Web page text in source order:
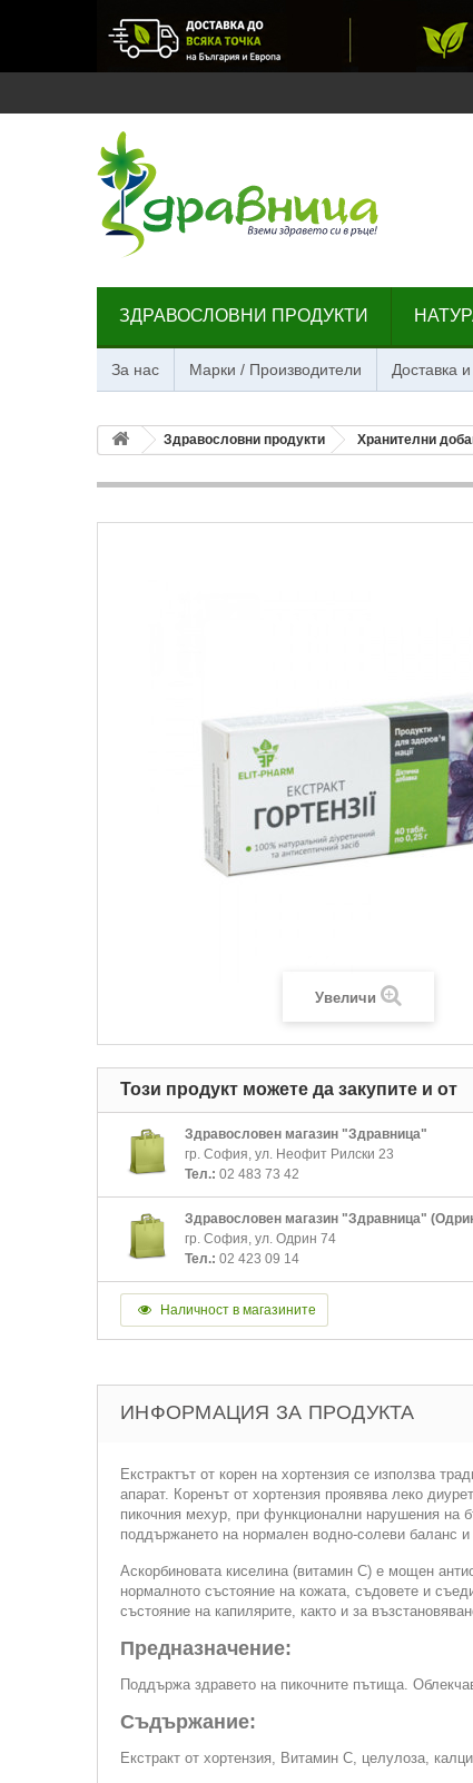
ЗДРАВОСЛОВНИ ПРОДУКТИ
За нас Марки / Производители Доставка
Здравословни продукти Хранителни
Увеличи
Този продукт можете да закупите и от
Здравословен магазин "Здравница"
гр. София, ул. Неофит Рилски 23
Тел.: 02 483 73 42
Здравословен магазин "Здравница"
гр. София, ул. Одрин 74
Тел.: 02 423 09 14
Наличност в магазините
ИНФОРМАЦИЯ ЗА ПРОДУКТА
Екстрактът от корен на хортензия се използва
апарат. Коренът от хортензия проявява леко
пикочния мехур, при функционални нарушения на
поддържането на нормален водно-солеви баланс
Аскорбиновата киселина (витамин C) е мощен
нормалното състояние на кожата, съдовете и
състояние на капилярите, както и за
Предназначение:
Поддържа здравето на пикочните пътища.
Съдържание:
Екстракт от хортензия, Витамин С, целулоза,